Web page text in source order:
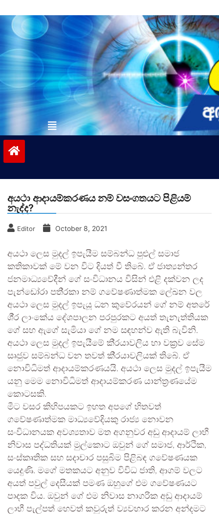
to
contentvinivida.lk
අයථා ආදායම්කරණය නම් වසංගතයට පිළියම්
නැද්ද?
Editor October 8, 2021
අයථා ලෙස මුදල් ඉපැයීම සම්බන්ධ පුළුල් සමාජ
කතිකාවක් මේ වන විට දියත් වී තිබේ. ඒ ජාත්‍යන්තර
ජනමාධ්‍යවේදීන් ගේ සංවිධානය විසින් එළි දක්වන ලද
පැන්ඩෝරා පති‍්‍රකා නම් ගවේෂණාත්මක ලේඛන වල
අයථා ලෙස මුදල් ඉපැයූ ධන කුවේරයන් ගේ නම් අතරේ
ශී‍්‍ර ලාංකේය දේශපාලන පරපුරකට අයත් තැනැත්තියක
ගේ සහ ඇගේ සැමියා ගේ නම සඳහන්ව ඇති බැවිනි.
අයථා ලෙස මුදල් ඉපැයීමේ කි‍්‍රයාවලිය හා වක‍්‍රව සේම
සෘජුව සම්බන්ධ වන තවත් කි‍්‍රයාවලියක් තිබේ. ඒ
නොවිධිමත් ආදායම්කරණයයි. අයථා ලෙස මුදල් ඉපැයීම
යනු මෙම නොවිධිමත් ආදායම්කරණ යාන්ත‍්‍රණයේම
කොටසකි.
මීට වසර කිහිපයකට ඉහත අපගේ හිතවත්
ගවේෂණාත්මක මාධ්‍යවේදියකු රාජ්‍ය නොවන
සංවිධානයක අවශ්‍යතාව මත අගනුවර අඩු ආදායම් ලාභී
නිවාස පද්ධතියක් මුල්කොට ඔවුන් ගේ සමාජ, ආර්ථික,
සංස්කෘතික සහ සදාචාර පසුබිම පිළිබඳ ගවේෂණයක
යෙදුණි. මගේ මතකයට අනුව විවිධ ජාති, ආගම් වලට
අයත් පවුල් දෙසීයක් පමණ ඔහුගේ එම ගවේෂණයට
පාදක විය. ඔවුන් ගේ එම නිවාස නාගරික අඩු ආදායම්
ලාභී පැල්පත් හෙවත් කවුරුත් ව්‍යවහාර කරන අන්දමට